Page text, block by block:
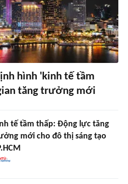
hình 'kinh tế tầm
tăng trưởng mới
tế tầm thấp: Động lực tăng
mới cho đô thị sáng tạo